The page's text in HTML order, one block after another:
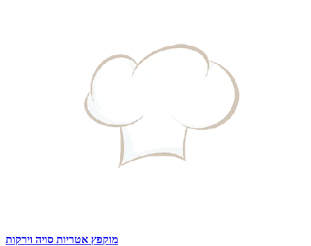
מוקפץ אטריות סויה וירקות